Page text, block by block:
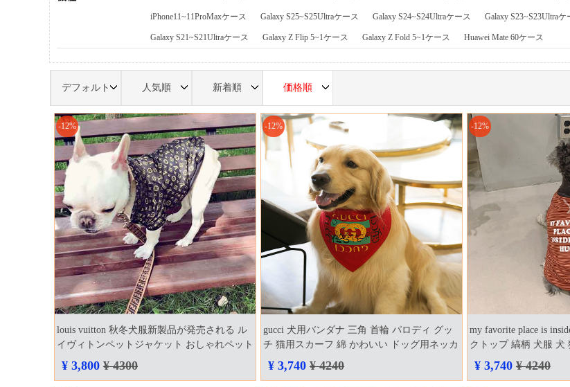
iPhone11~11ProMaxケース Galaxy S25~S25Ultraケース Galaxy S24~S24Ultraケース Galaxy S23~S23Ultraケ
Galaxy S21~S21Ultraケース Galaxy Z Flip 5~1ケース Galaxy Z Fold 5~1ケース Huawei Mate 60ケース
デフォルト 人気順 新着順 価格順
-12%
louis vuitton 秋冬犬服新製品が発売される ル
イヴィトンペットジャケット おしゃれペット
オシャレグッズ
¥ 3,800 ¥ 4300
-12%
gucci 犬用バンダナ 三角 首輪 パロディ グッ
チ 猫用スカーフ 綿 かわいい ドッグ用ネッカ
チーフ 中型犬 大型犬 人気 犬用品 ペットグ
ッズ 送料無料
¥ 3,740 ¥ 4240
-12%
my favorite place is
クトップ 縞柄 犬服 犬
ィ シュナウザー ポメ
可愛い
¥ 3,740 ¥ 4240